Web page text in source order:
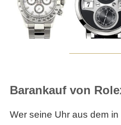
Barankauf von
Wer seine Uhr aus dem